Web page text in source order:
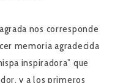
nos corresponde
memoria agradecida
inspiradora” que
y a los primeros